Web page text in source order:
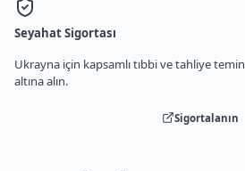
Seyahat Sigortası
Ukrayna için kapsamlı tıbbi ve tahliye
altına alın.
Sigortalanın